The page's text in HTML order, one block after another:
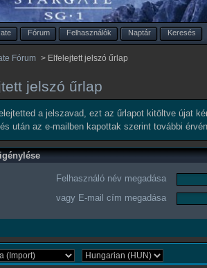
Fórum Felhasználók Naptár Keresés
Fórum > Elfelejtett jelszó űrlap
jelszó űrlap
a jelszavad, ezt az űrlapot kitöltve újat
után az e-mailben kapottak szerint további
Felhasználó név megadása
vagy E-mail cím megadása